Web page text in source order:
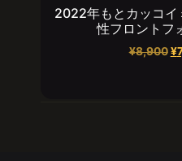
2022年もとカッコイ
性フロントフ
¥8,900 ¥